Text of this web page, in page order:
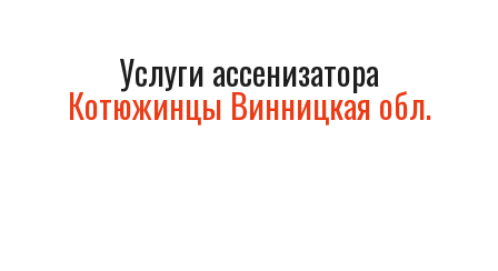
Услуги ассенизатора
Котюжинцы Винницкая обл.